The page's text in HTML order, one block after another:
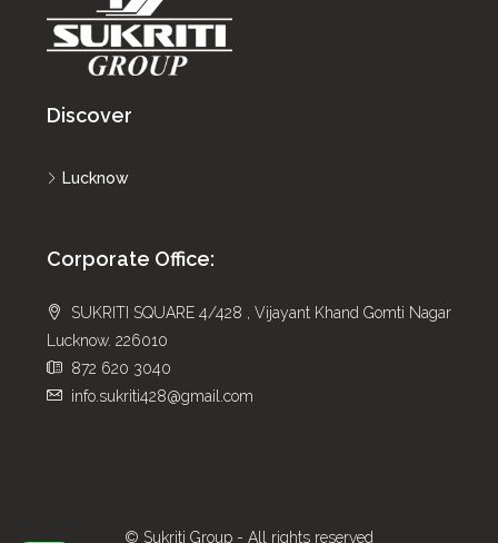
Discover
Lucknow
Corporate Office:
SUKRITI SQUARE 4/428 , Vijayant Khand Gomti Nagar
Lucknow. 226010
872 620 3040
info.sukriti428@gmail.com
© Sukriti Group - All rights reserved